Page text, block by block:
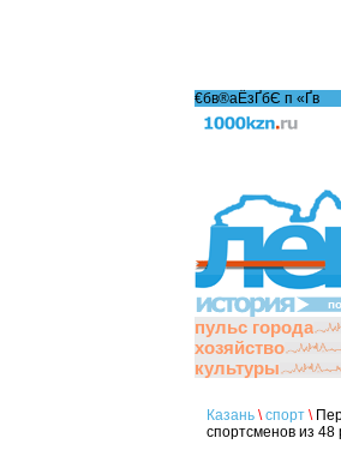
€бв®аЁзҐбЄ п «Ґ­в
пульс города
хозяйство
культуры
Казань \ спорт \
спортсменов из 48